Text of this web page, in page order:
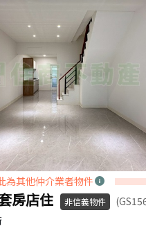
為其他仲介業者物件
房店住 非信義物件